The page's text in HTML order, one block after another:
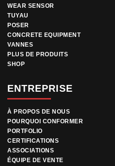
WEAR SENSOR
TUYAU
POSER
CONCRETE EQUIPMENT
VANNES
PLUS DE PRODUITS
SHOP
ENTREPRISE
À PROPOS DE NOUS
POURQUOI CONFORMER
PORTFOLIO
CERTIFICATIONS
ASSOCIATIONS
ÉQUIPE DE VENTE